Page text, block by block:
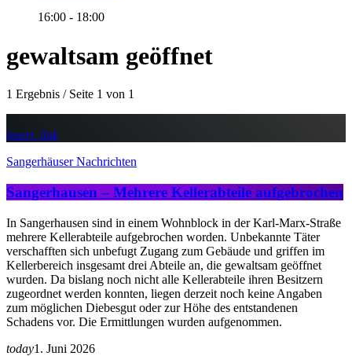
16:00 - 18:00
gewaltsam geöffnet
1 Ergebnis / Seite 1 von 1
insert_link
Sangerhäuser Nachrichten
Sangerhausen – Mehrere Kellerabteile aufgebrochen
In Sangerhausen sind in einem Wohnblock in der Karl-Marx-Straße
mehrere Kellerabteile aufgebrochen worden. Unbekannte Täter
verschafften sich unbefugt Zugang zum Gebäude und griffen im
Kellerbereich insgesamt drei Abteile an, die gewaltsam geöffnet
wurden. Da bislang noch nicht alle Kellerabteile ihren Besitzern
zugeordnet werden konnten, liegen derzeit noch keine Angaben
zum möglichen Diebesgut oder zur Höhe des entstandenen
Schadens vor. Die Ermittlungen wurden aufgenommen.
today1. Juni 2026